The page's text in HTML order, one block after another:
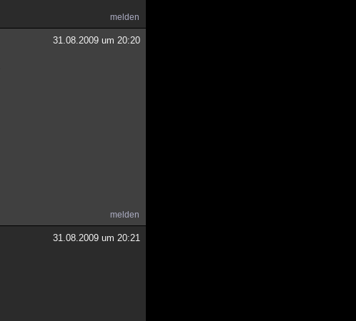
melden
31.08.2009 um 20:20
melden
31.08.2009 um 20:21